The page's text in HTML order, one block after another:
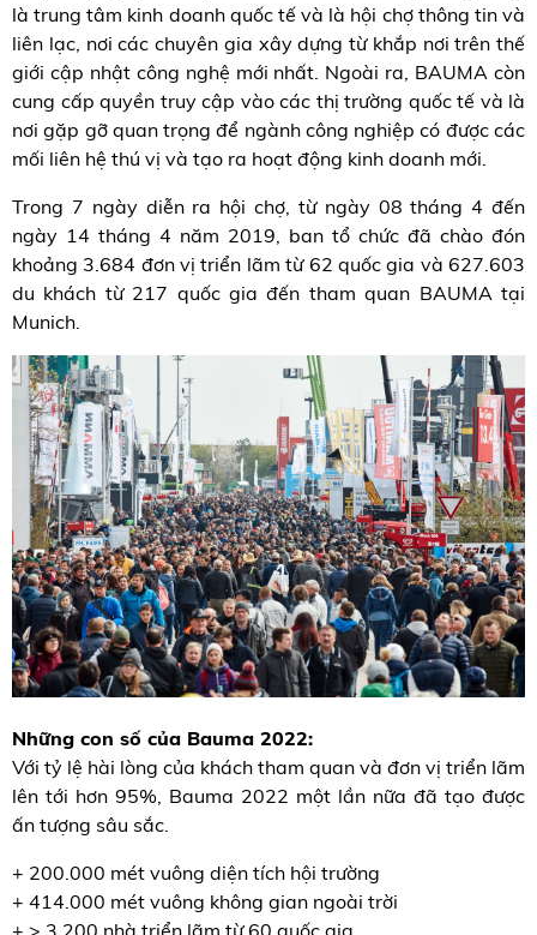
là trung tâm kinh doanh quốc tế và là hội chợ thông tin và
liên lạc, nơi các chuyên gia xây dựng từ khắp nơi trên thế
giới cập nhật công nghệ mới nhất. Ngoài ra, BAUMA còn
cung cấp quyền truy cập vào các thị trường quốc tế và là
nơi gặp gỡ quan trọng để ngành công nghiệp có được các
mối liên hệ thú vị và tạo ra hoạt động kinh doanh mới.
Trong 7 ngày diễn ra hội chợ, từ ngày 08 tháng 4 đến
ngày 14 tháng 4 năm 2019, ban tổ chức đã chào đón
khoảng 3.684 đơn vị triển lãm từ 62 quốc gia và 627.603
du khách từ 217 quốc gia đến tham quan BAUMA tại
Munich.
Những con số của Bauma 2022:
Với tỷ lệ hài lòng của khách tham quan và đơn vị triển lãm
lên tới hơn 95%, Bauma 2022 một lần nữa đã tạo được
ấn tượng sâu sắc.
+ 200.000 mét vuông diện tích hội trường
+ 414.000 mét vuông không gian ngoài trời
+ > 3.200 nhà triển lãm từ 60 quốc gia